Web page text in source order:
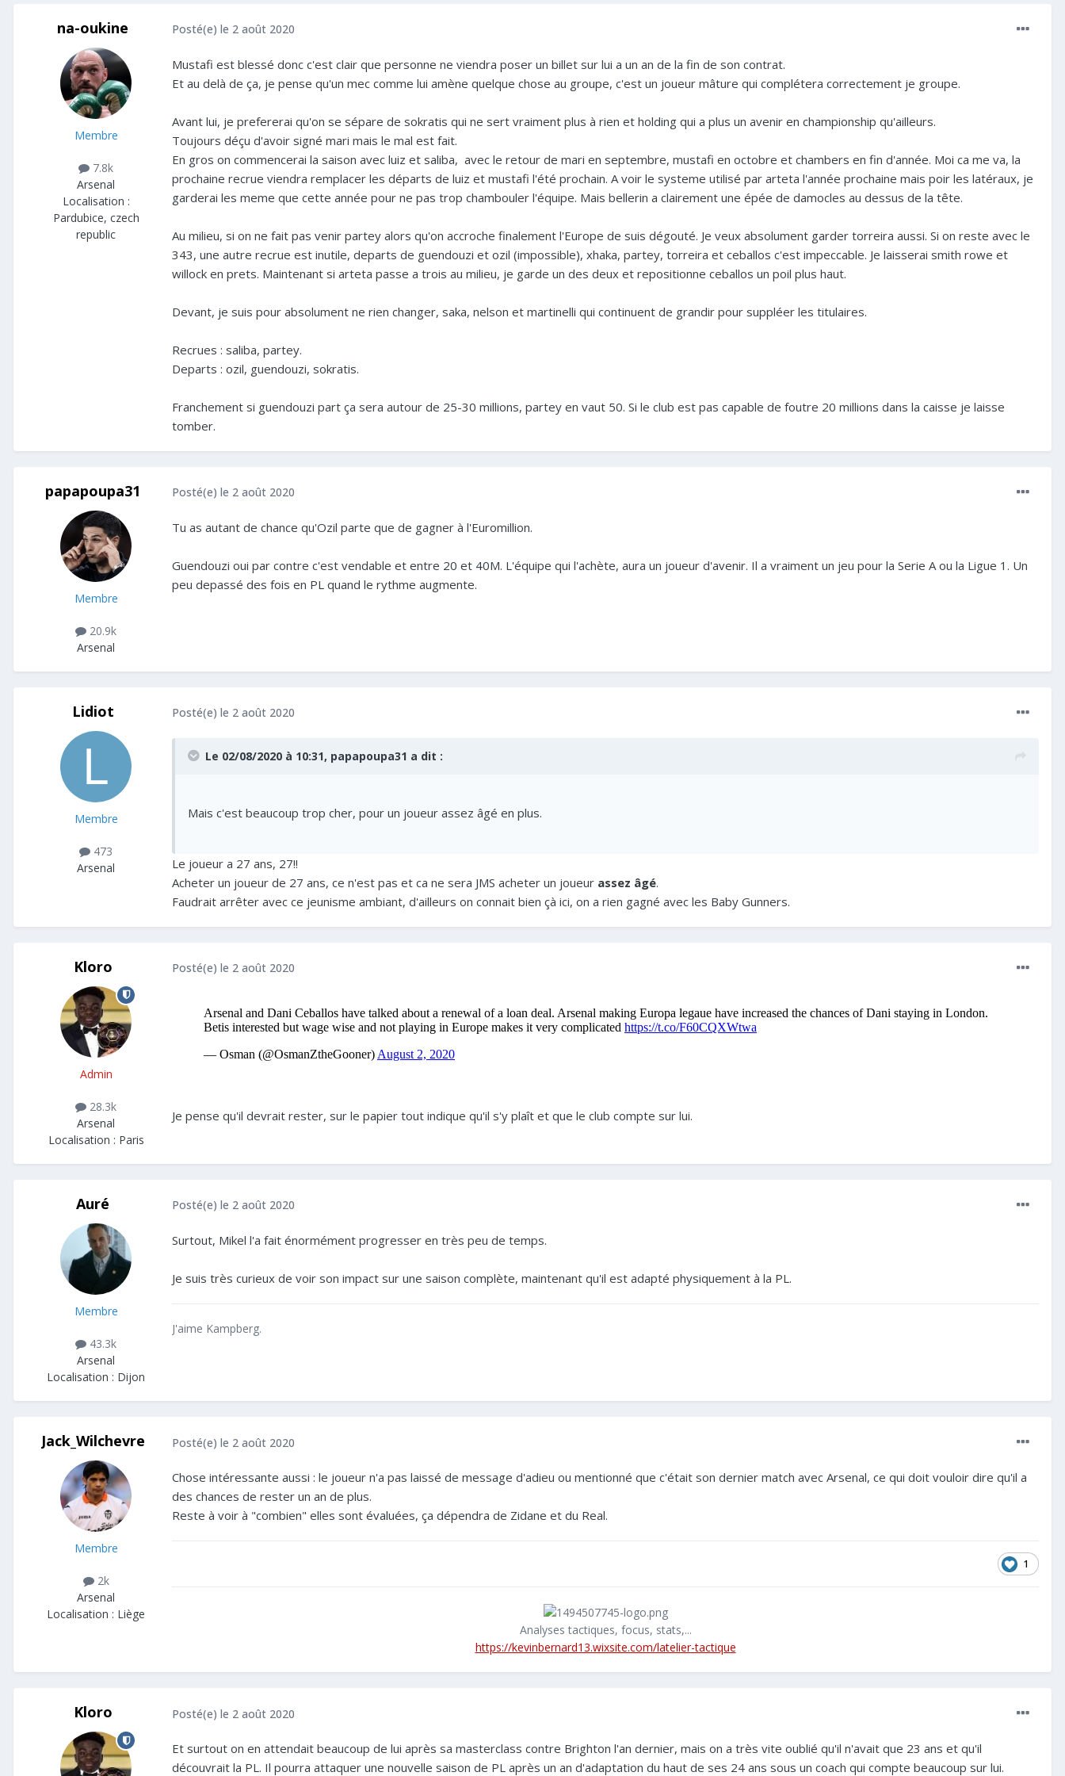
na-oukine
Membre
7.8k
Arsenal
Localisation :
Pardubice, czech
republic
Posté(e) le 2 août 2020
Mustafi est blessé donc c'est clair que personne ne viendra poser un billet sur lui a un an de la fin de son contrat.
Et au delà de ça, je pense qu'un mec comme lui amène quelque chose au groupe, c'est un joueur mâture qui complétera correctement je groupe.
Avant lui, je prefererai qu'on se sépare de sokratis qui ne sert vraiment plus à rien et holding qui a plus un avenir en championship qu'ailleurs.
Toujours déçu d'avoir signé mari mais le mal est fait.
En gros on commencerai la saison avec luiz et saliba, avec le retour de mari en septembre, mustafi en octobre et chambers en fin d'année. Moi ca me va, la
prochaine recrue viendra remplacer les départs de luiz et mustafi l'été prochain. A voir le systeme utilisé par arteta l'année prochaine mais poir les latéraux, je
garderai les meme que cette année pour ne pas trop chambouler l'équipe. Mais bellerin a clairement une épée de damocles au dessus de la tête.
Au milieu, si on ne fait pas venir partey alors qu'on accroche finalement l'Europe de suis dégouté. Je veux absolument garder torreira aussi. Si on reste avec le
343, une autre recrue est inutile, departs de guendouzi et ozil (impossible), xhaka, partey, torreira et ceballos c'est impeccable. Je laisserai smith rowe et
willock en prets. Maintenant si arteta passe a trois au milieu, je garde un des deux et repositionne ceballos un poil plus haut.
Devant, je suis pour absolument ne rien changer, saka, nelson et martinelli qui continuent de grandir pour suppléer les titulaires.
Recrues : saliba, partey.
Departs : ozil, guendouzi, sokratis.
Franchement si guendouzi part ça sera autour de 25-30 millions, partey en vaut 50. Si le club est pas capable de foutre 20 millions dans la caisse je laisse
tomber.
papapoupa31
Membre
20.9k
Arsenal
Posté(e) le 2 août 2020
Tu as autant de chance qu'Ozil parte que de gagner à l'Euromillion.
Guendouzi oui par contre c'est vendable et entre 20 et 40M. L'équipe qui l'achète, aura un joueur d'avenir. Il a vraiment un jeu pour la Serie A ou la Ligue 1. Un
peu depassé des fois en PL quand le rythme augmente.
Lidiot
Membre
473
Arsenal
Posté(e) le 2 août 2020
Le 02/08/2020 à 10:31, papapoupa31 a dit :
Mais c'est beaucoup trop cher, pour un joueur assez âgé en plus.
Le joueur a 27 ans, 27!!
Acheter un joueur de 27 ans, ce n'est pas et ca ne sera JMS acheter un joueur assez âgé.
Faudrait arrêter avec ce jeunisme ambiant, d'ailleurs on connait bien çà ici, on a rien gagné avec les Baby Gunners.
Kloro
Admin
28.3k
Arsenal
Localisation : Paris
Posté(e) le 2 août 2020
Je pense qu'il devrait rester, sur le papier tout indique qu'il s'y plaît et que le club compte sur lui.
Auré
Membre
43.3k
Arsenal
Localisation : Dijon
Posté(e) le 2 août 2020
Surtout, Mikel l'a fait énormément progresser en très peu de temps.
Je suis très curieux de voir son impact sur une saison complète, maintenant qu'il est adapté physiquement à la PL.
J'aime Kampberg.
Jack_Wilchevre
Membre
2k
Arsenal
Localisation : Liège
Posté(e) le 2 août 2020
Chose intéressante aussi : le joueur n'a pas laissé de message d'adieu ou mentionné que c'était son dernier match avec Arsenal, ce qui doit vouloir dire qu'il a
des chances de rester un an de plus.
Reste à voir à "combien" elles sont évaluées, ça dépendra de Zidane et du Real.
1
Analyses tactiques, focus, stats,...
https://kevinbernard13.wixsite.com/latelier-tactique
Kloro Posté(e) le 2 août 2020
Et surtout on en attendait beaucoup de lui après sa masterclass contre Brighton l'an dernier, mais on a très vite oublié qu'il n'avait que 23 ans et qu'il
découvrait la PL. Il pourra attaquer une nouvelle saison de PL après un an d'adaptation du haut de ses 24 ans sous un coach qui compte beaucoup sur lui.